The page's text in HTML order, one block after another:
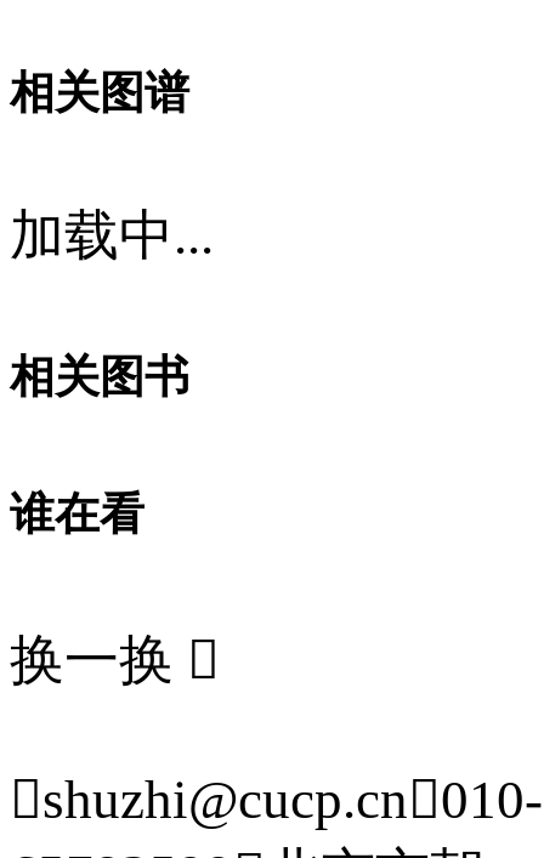
相关图谱
加载中...
相关图书
谁在看
换一换 
shuzhi@cucp.cn010-